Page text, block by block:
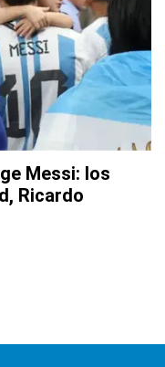
Messi: los
Ricardo